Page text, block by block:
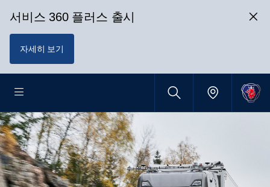
서비스 360 플러스 출시
자세히 보기